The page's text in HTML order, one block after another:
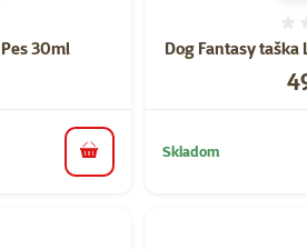
30ml
do košíka
Dog Fantasy
Skladom